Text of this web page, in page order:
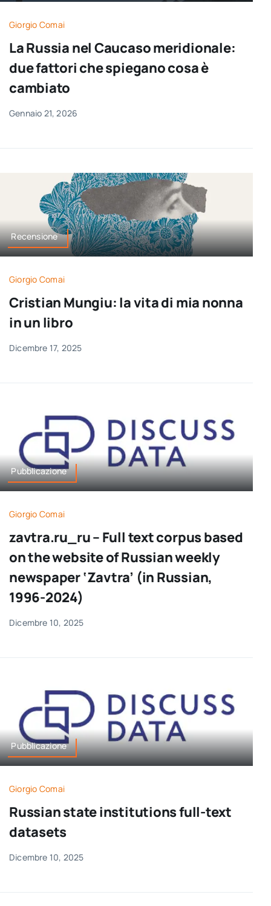
Newsletter
Giorgio Comai
La Russia nel Caucaso meridionale:
due fattori che spiegano cosa è
cambiato
Gennaio 21, 2026
Recensione
Giorgio Comai
Cristian Mungiu: la vita di mia nonna
in un libro
Dicembre 17, 2025
Pubblicazione
Giorgio Comai
zavtra.ru_ru – Full text corpus based
on the website of Russian weekly
newspaper ‘Zavtra’ (in Russian,
1996-2024)
Dicembre 10, 2025
Pubblicazione
Giorgio Comai
Russian state institutions full-text
datasets
Dicembre 10, 2025